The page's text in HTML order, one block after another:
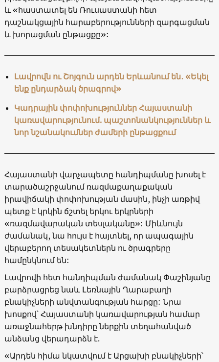
և «հաստատել են Ռուսաստանի հետ
դաշնակցային հարաբերությունների զարգացման
և խորացման ընթացքը»:
Լավրովն ու Շոյգուն արդեն Երևանում են․ «Եկել
ենք ընդարձակ ծրագրով»
Կադրային փոփոխություններ Հայաստանի
կառավարությունում. պաշտոնանկություններ և
նոր նշանակումներ ժամերի ընթացքում
Հայաստանի վարչապետը հանդիպմանը խոսել է
տարածաշրջանում ռազմաքաղաքական
իրավիճակի փոփոխության մասին, ինչի առթիվ
պետք է կրկին ճշտել երկու երկրների
«ռազմավարական տեսլականը»: Միևնույն
ժամանակ, նա հույս է հայտնել, որ ապագային
վերաբերող տեսակետներն ու ծրագրերը
համընկնում են:
Լավրովի հետ հանդիպման ժամանակ Փաշինյանը
բարձրացրեց նաև Լեռնային Ղարաբաղի
բնակիչների անվտանգության հարցը: Նրա
խոսքով՝ Հայաստանի կառավարության համար
առաջնահերթ խնդիրը ներքին տեղահանված
անձանց վերադարձն է.
«Արդեն հիմա նկատվում է Արցախի բնակիչների՝